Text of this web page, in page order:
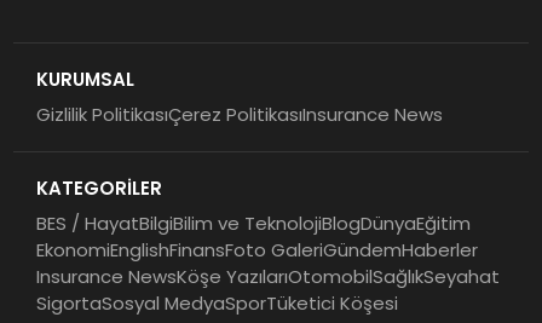
KURUMSAL
Gizlilik PolitikasıÇerez PolitikasıInsurance News
KATEGORİLER
BES / HayatBilgiBilim ve TeknolojiBlogDünyaEğitim
EkonomiEnglishFinansFoto GaleriGündemHaberler
Insurance NewsKöşe YazılarıOtomobilSağlıkSeyahat
SigortaSosyal MedyaSporTüketici Köşesi